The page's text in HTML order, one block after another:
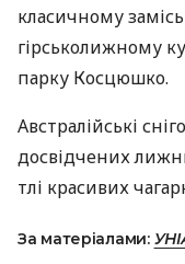
класичному
гірськолижному
парку Косцюшко.
Австралійські
досвідчених
тлі красивих
За матеріалами: